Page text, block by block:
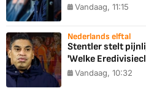
Vandaag, 11:15
Nederlands elftal
Stentler stelt
'Welke
Vandaag, 10:32